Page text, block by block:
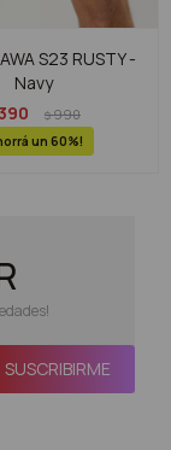
S23 RUSTY -
Navy
390 $990
60
SUSCRIBIRME